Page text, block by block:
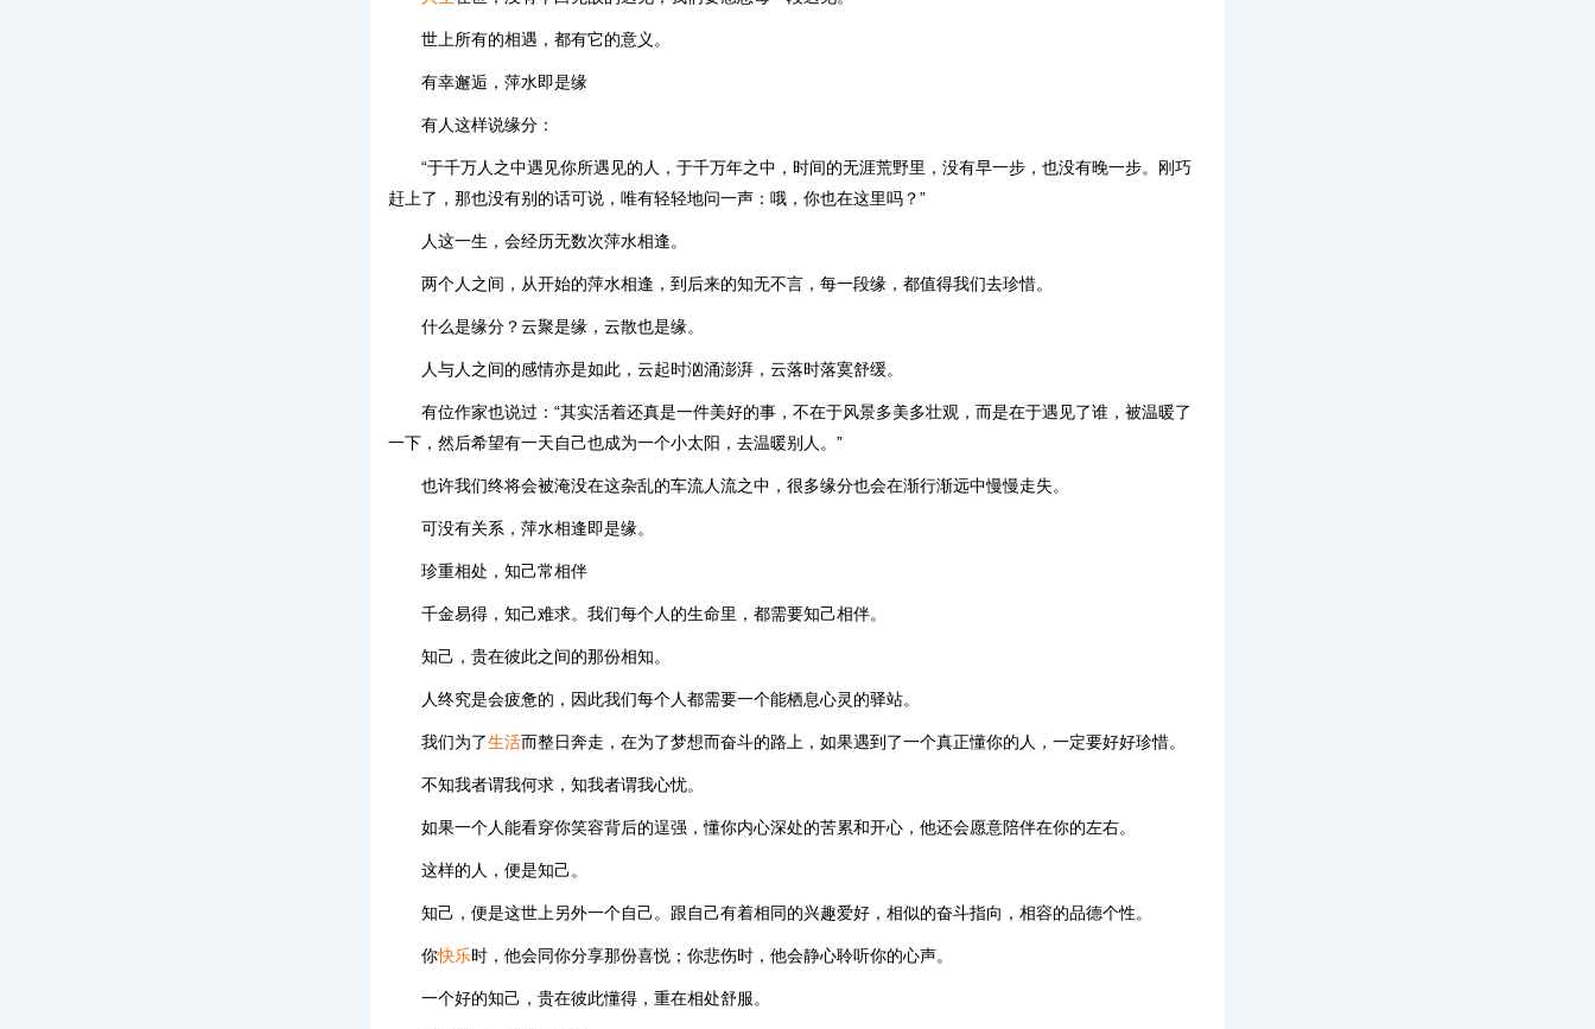
世上所有的相遇，都有它的意义。
有幸邂逅，萍水即是缘
有人这样说缘分：
“于千万人之中遇见你所遇见的人，于千万年之中，时间的无涯荒野里，没有早一步，也没有晚一步。刚巧
赶上了，那也没有别的话可说，唯有轻轻地问一声：哦，你也在这里吗？”
人这一生，会经历无数次萍水相逢。
两个人之间，从开始的萍水相逢，到后来的知无不言，每一段缘，都值得我们去珍惜。
什么是缘分？云聚是缘，云散也是缘。
人与人之间的感情亦是如此，云起时汹涌澎湃，云落时落寞舒缓。
有位作家也说过：“其实活着还真是一件美好的事，不在于风景多美多壮观，而是在于遇见了谁，被温暖了
一下，然后希望有一天自己也成为一个小太阳，去温暖别人。”
也许我们终将会被淹没在这杂乱的车流人流之中，很多缘分也会在渐行渐远中慢慢走失。
可没有关系，萍水相逢即是缘。
珍重相处，知己常相伴
千金易得，知己难求。我们每个人的生命里，都需要知己相伴。
知己，贵在彼此之间的那份相知。
人终究是会疲惫的，因此我们每个人都需要一个能栖息心灵的驿站。
我们为了生活而整日奔走，在为了梦想而奋斗的路上，如果遇到了一个真正懂你的人，一定要好好珍惜。
不知我者谓我何求，知我者谓我心忧。
如果一个人能看穿你笑容背后的逞强，懂你内心深处的苦累和开心，他还会愿意陪伴在你的左右。
这样的人，便是知己。
知己，便是这世上另外一个自己。跟自己有着相同的兴趣爱好，相似的奋斗指向，相容的品德个性。
你快乐时，他会同你分享那份喜悦；你悲伤时，他会静心聆听你的心声。
一个好的知己，贵在彼此懂得，重在相处舒服。